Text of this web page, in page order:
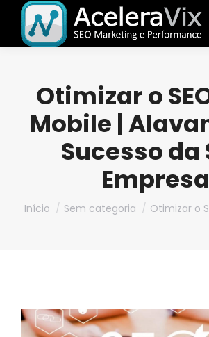
Otimizar o
Mobile |
Sucesso da
Empresa
Você está aqui:
Início Sem categoria Otimizar o